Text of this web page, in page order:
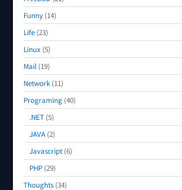
Funny (14)
Life (23)
Linux (5)
Mail (19)
Network (11)
Programing (40)
.NET (5)
JAVA (2)
Javascript (6)
PHP (29)
Thoughts (34)